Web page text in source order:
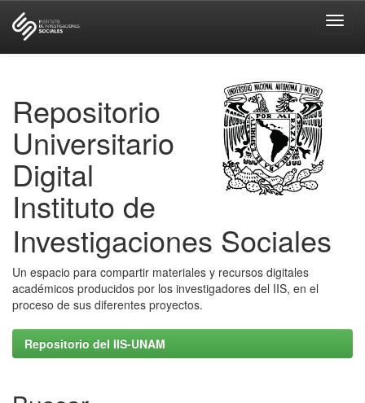
Repositorio
Universitario
Digital
Instituto de
Investigaciones Sociales
Un espacio para compartir materiales y recursos digitales
académicos producidos por los investigadores del IIS, en el
proceso de sus diferentes proyectos.
Repositorio del IIS-UNAM